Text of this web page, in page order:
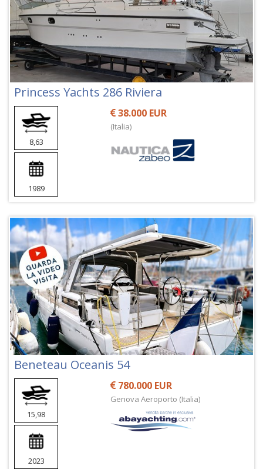
Princess Yachts 286 Riviera
8,63
1989
38.000 EUR
(Italia)
Beneteau Oceanis 54
15,98
2023
780.000 EUR
Genova Aeroporto (Italia)